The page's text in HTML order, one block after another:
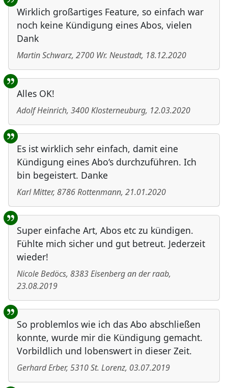
Wirklich großartiges Feature, so einfach war
noch keine Kündigung eines Abos, vielen
Dank
Martin Schwarz, 2700 Wr. Neustadt, 18.12.2020
Alles OK!
Adolf Heinrich, 3400Klosterneuburg, 12.03.2020
Es ist wirklich sehr einfach, damit eine
Kündigung eines Abo‘s durchzuführen. Ich
bin begeistert. Danke
Karl Mitter, 8786Rottenmann, 21.01.2020
Super einfache Art, Abos etc zu kündigen.
Fühlte mich sicher und gut betreut. Jederzeit
wieder!
Nicole Bedöcs, 8383Eisenberg an der raab,
23.08.2019
So problemlos wie ich das Abo abschließen
konnte, wurde mir die Kündigung gemacht.
Vorbildlich und lobenswert in dieser Zeit.
Gerhard Erber, 5310St. Lorenz, 03.07.2019